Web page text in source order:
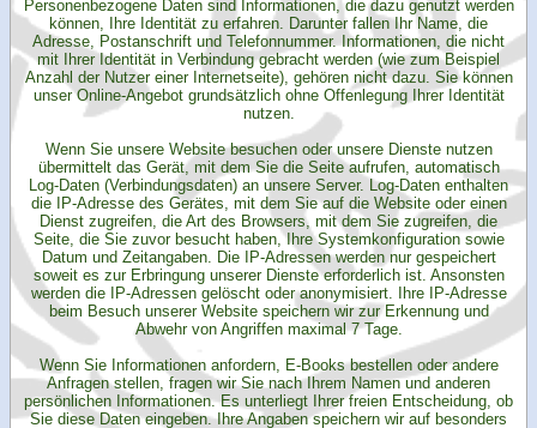
Anfahrt-Skizze
Kontakt
Personenbezogene Daten sind Informationen, die dazu genutzt werden
können, Ihre Identität zu erfahren. Darunter fallen Ihr Name, die
Adresse, Postanschrift und Telefonnummer. Informationen, die nicht
mit Ihrer Identität in Verbindung gebracht werden (wie zum Beispiel
Anzahl der Nutzer einer Internetseite), gehören nicht dazu. Sie können
unser Online-Angebot grundsätzlich ohne Offenlegung Ihrer Identität
nutzen.
Wenn Sie unsere Website besuchen oder unsere Dienste nutzen
übermittelt das Gerät, mit dem Sie die Seite aufrufen, automatisch
Log-Daten (Verbindungsdaten) an unsere Server. Log-Daten enthalten
die IP-Adresse des Gerätes, mit dem Sie auf die Website oder einen
Dienst zugreifen, die Art des Browsers, mit dem Sie zugreifen, die
Seite, die Sie zuvor besucht haben, Ihre Systemkonfiguration sowie
Datum und Zeitangaben. Die IP-Adressen werden nur gespeichert
soweit es zur Erbringung unserer Dienste erforderlich ist. Ansonsten
werden die IP-Adressen gelöscht oder anonymisiert. Ihre IP-Adresse
beim Besuch unserer Website speichern wir zur Erkennung und
Abwehr von Angriffen maximal 7 Tage.
Wenn Sie Informationen anfordern, E-Books bestellen oder andere
Anfragen stellen, fragen wir Sie nach Ihrem Namen und anderen
persönlichen Informationen. Es unterliegt Ihrer freien Entscheidung, ob
Sie diese Daten eingeben. Ihre Angaben speichern wir auf besonders